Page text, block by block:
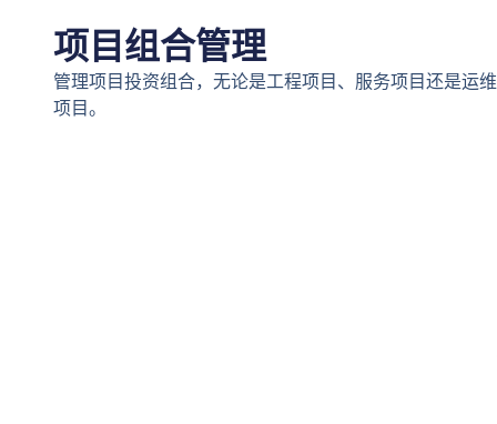
项目组合管理
管理项目投资组合，无论是工程项目、服务项目还是运维
项目。